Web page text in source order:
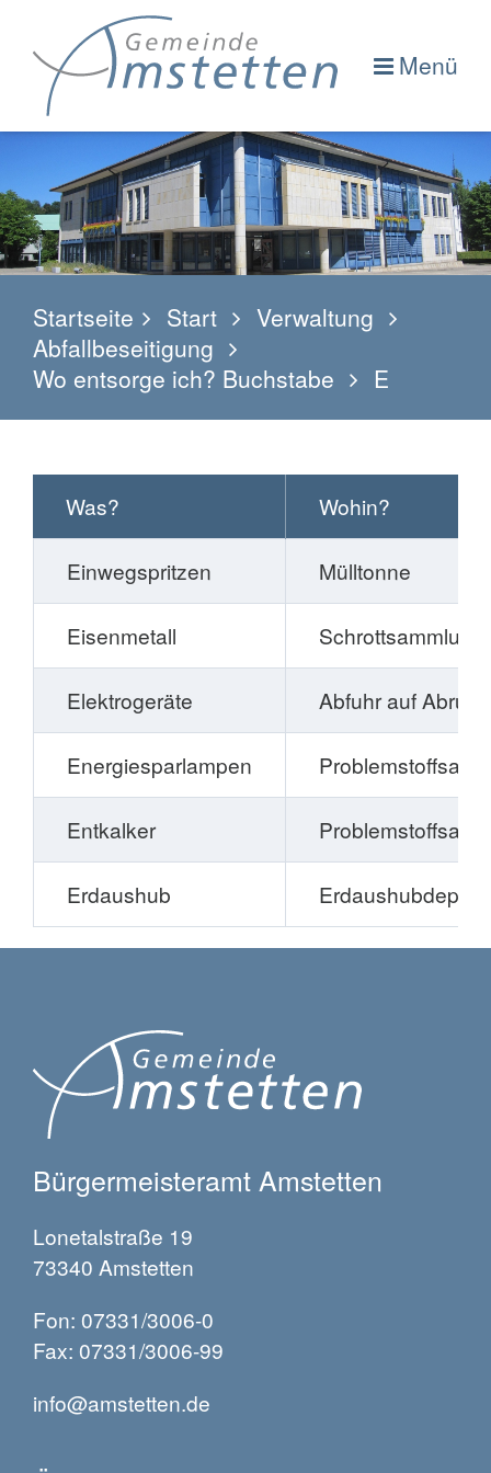
Menü
Startseite Start
Verwaltung
Abfallbeseitigung
Wo entsorge ich? Buchstabe
E
Was? Wohin?
Einwegspritzen Mülltonne
Eisenmetall Schrottsammlung
Elektrogeräte Abfuhr auf Abruf,
Energiesparlampen
Entkalker
Erdaushub
Bürgermeisteramt Amstetten
Lonetalstraße 19
73340 Amstetten
Fon: 07331/3006-0
Fax: 07331/3006-99
info@amstetten.de